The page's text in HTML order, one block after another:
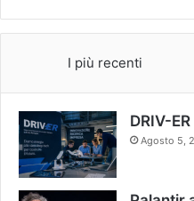
I più recenti
DRIV-
Agosto 5,